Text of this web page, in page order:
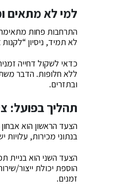
למי לא מתאים
התרחבות פחות מתאימה
לא תמיד, ניסיון
כדאי לשקול דחייה
ללא חלופות. הדבר
ובתזרים.
תהליך בפועל:
הצעד הראשון הוא
בנתוני מכירות,
זמנים.